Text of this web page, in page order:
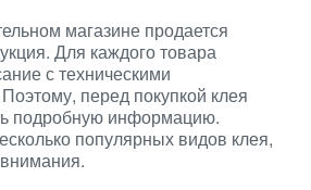
магазине продается
Для каждого товара
с техническими
перед покупкой клея
подробную информацию.
популярных видов клея,